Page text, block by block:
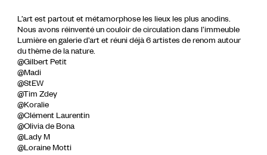
L’art est partout et métamorphose les lieux les plus anodins.
Nous avons réinventé un couloir de circulation dans l’immeuble
Lumière en galerie d’art et réuni déjà 6 artistes de renom autour
du thème de la nature.
@Gilbert Petit
@Madi
@StEW
@Tim Zdey
@Koralie
@Clément Laurentin
@Olivia de Bona
@Lady M
@Loraine Motti